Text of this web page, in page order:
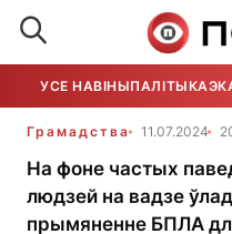
УСЕ НАВІНЫПАЛІТЫКА
Грамадства 11.07.2024
На фоне частых
людзей на вадзе
прымяненне БПЛА